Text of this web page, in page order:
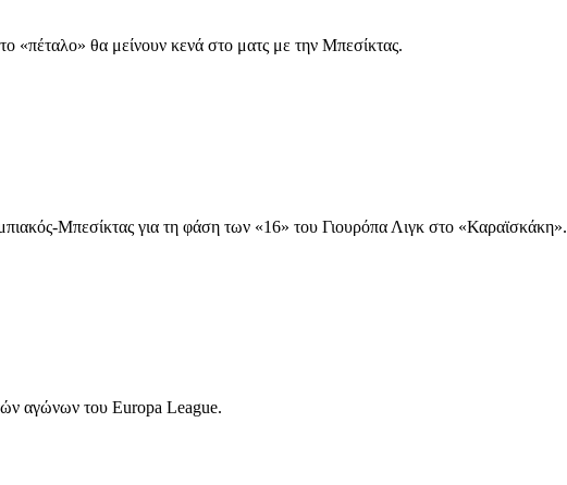
θα μείνουν κενά στο ματς με την Μπεσίκτας.
Μπεσίκτας για τη φάση των «16» του Γιουρόπα Λιγκ στο «Καραϊσκάκη».
αγώνων του Europa League.